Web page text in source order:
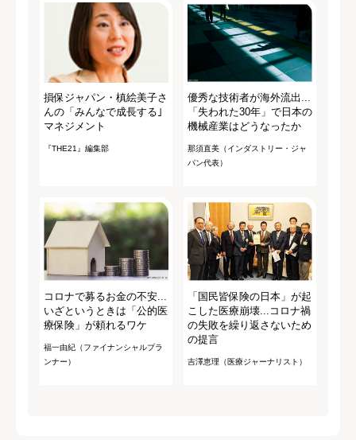
損保ジャパン・槙絵美子さ
んの「みんなで成長する｣
マネジメント
『THE21』編集部
優秀な技術者が海外流出...
「失われた30年」で日本の
機械産業はどうなったか
那須直美（インダストリー・ジャ
パン代表）
コロナで募るお金の不安...
いざというときは「公的医
療保険」が頼れるワケ
福一由紀（ファイナンシャルプラ
ンナー）
「国民皆保険の日本」が起
こした医療崩壊...コロナ禍
の失敗を繰り返さないため
の提言
吉澤恵理（医療ジャーナリスト）